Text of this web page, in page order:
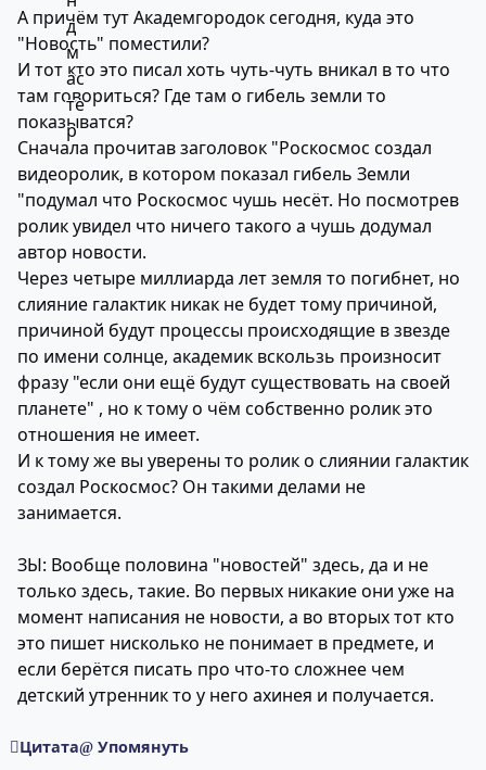
А причём тут Академгородок сегодня, куда это
"Новость" поместили?
И тот кто это писал хоть чуть-чуть вникал в то что
там говориться? Где там о гибель земли то
показыватся?
Сначала прочитав заголовок "Роскосмос создал
видеоролик, в котором показал гибель Земли
"подумал что Роскосмос чушь несёт. Но посмотрев
ролик увидел что ничего такого а чушь додумал
автор новости.
Через четыре миллиарда лет земля то погибнет, но
слияние галактик никак не будет тому причиной,
причиной будут процессы происходящие в звезде
по имени солнце, академик вскользь произносит
фразу "если они ещё будут существовать на своей
планете" , но к тому о чём собственно ролик это
отношения не имеет.
И к тому же вы уверены то ролик о слиянии галактик
создал Роскосмос? Он такими делами не
занимается.
ЗЫ: Вообще половина "новостей" здесь, да и не
только здесь, такие. Во первых никакие они уже на
момент написания не новости, а во вторых тот кто
это пишет нисколько не понимает в предмете, и
если берётся писать про что-то сложнее чем
детский утренник то у него ахинея и получается.
Цитата Упомянуть